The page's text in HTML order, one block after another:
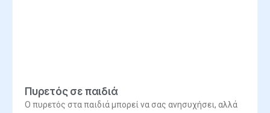
Πυρετός σε παιδιά
Ο πυρετός στα παιδιά μπορεί να σας ανησυχήσει, αλλά